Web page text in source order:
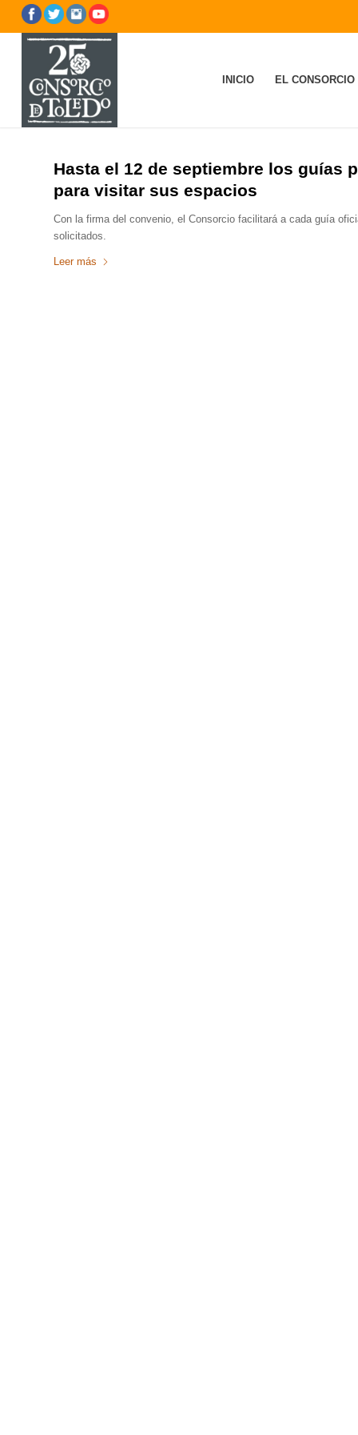
INICIO EL CONSORCIO
Hasta el 12 de septiembre los guías
para visitar sus espacios
Con la firma del convenio, el Consorcio facilitará a cada guía
solicitados.
Leer más